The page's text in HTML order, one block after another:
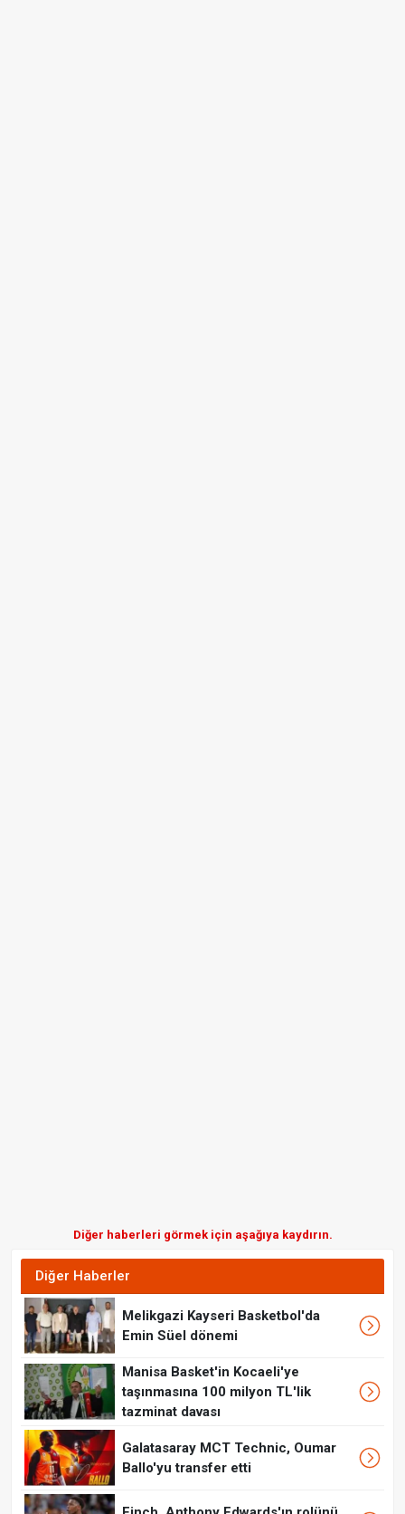
Diğer haberleri görmek için aşağıya kaydırın.
Diğer Haberler
Melikgazi Kayseri Basketbol'da
Emin Süel dönemi
Manisa Basket'in Kocaeli'ye
taşınmasına 100 milyon TL'lik
tazminat davası
Galatasaray MCT Technic, Oumar
Ballo'yu transfer etti